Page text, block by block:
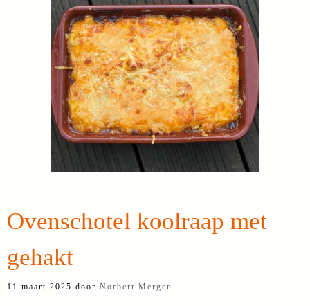
Ovenschotel koolraap met
gehakt
11 maart 2025 door Norbert Mergen